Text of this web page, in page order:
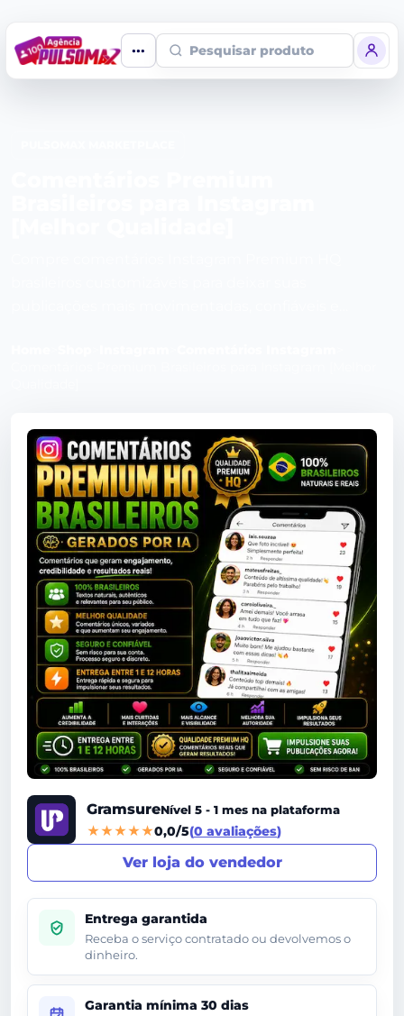
Pesquisar produto
Gramsure
0,0/5 0 avaliações
Nível 5 - 1 mes na plataforma
Ver loja do vendedor
Entrega garantida
Receba o serviço contratado ou devolvemos o
dinheiro.
Garantia mínima 30 dias